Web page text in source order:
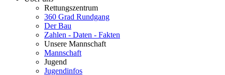
Rettungszentrum
360 Grad Rundgang
Der Bau
Zahlen - Daten - Fakten
Unsere Mannschaft
Mannschaft
Jugend
Jugendinfos